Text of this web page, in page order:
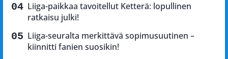
Liiga-paikkaa tavoitellut Ketterä: lopullinen
ratkaisu julki!
Liiga-seuralta merkittävä sopimusuutinen –
kiinnitti fanien suosikin!